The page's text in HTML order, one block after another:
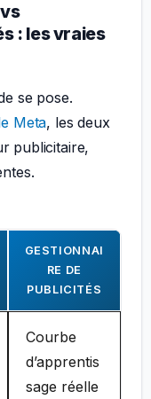
: les vraies
se pose.
Meta, les deux
publicitaire,
GESTIONNAI
RE DE
PUBLICITÉS
Courbe
d’apprentis
sage réelle